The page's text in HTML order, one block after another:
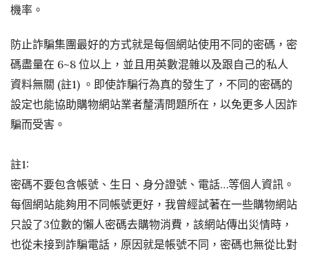
機率。
防止詐騙集團最好的方式就是每個網站使用不同的密碼，密
碼盡量在 6~8 位以上，並且用英數混雜以及跟自己的私人
資料無關 (註1) 。即使詐騙行為真的發生了，不同的密碼的
設定也能協助購物網站業者釐清問題所在，以免更多人因詐
騙而受害。
註1:
密碼不要包含帳號、生日、身分證號、電話…等個人資訊。
每個網站能夠用不同帳號更好，我曾經試著在一些購物網站
只設了3位數的懶人密碼去購物消費，該網站傳出災情時，
也從未接到詐騙電話，原因就是帳號不同，密碼也無從比對